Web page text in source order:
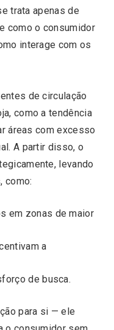
trata apenas de
como o consumidor
interage com os
de circulação
como a tendência
áreas com excesso
A partir disso, o
levando
como:
em zonas de maior
a
de busca.
para si — ele